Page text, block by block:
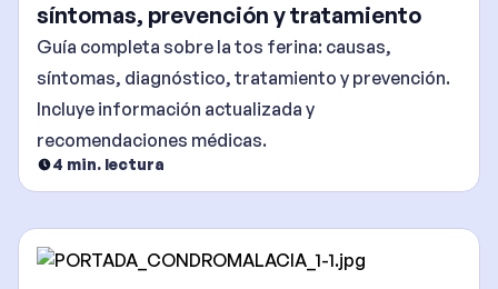
síntomas, prevención y tratamiento
Guía completa sobre la tos ferina: causas,
síntomas, diagnóstico, tratamiento y prevención.
Incluye información actualizada y
recomendaciones médicas.
4 min. lectura